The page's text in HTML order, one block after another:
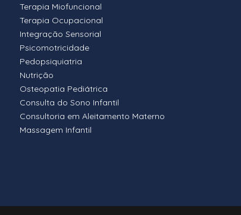
Terapia Miofuncional
Terapia Ocupacional
Integração Sensorial
Psicomotricidade
Pedopsiquiatria
Nutrição
Osteopatia Pediátrica
Consulta do Sono Infantil
Consultoria em Aleitamento Materno
Massagem Infantil